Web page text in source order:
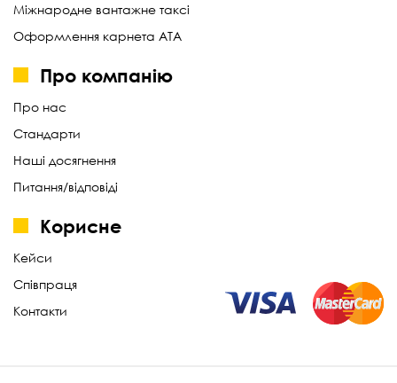
Міжнародне вантажне таксі
Оформлення карнета АТА
Про компанію
Про нас
Стандарти
Наші досягнення
Питання/відповіді
Корисне
Кейси
Співпраця
Контакти